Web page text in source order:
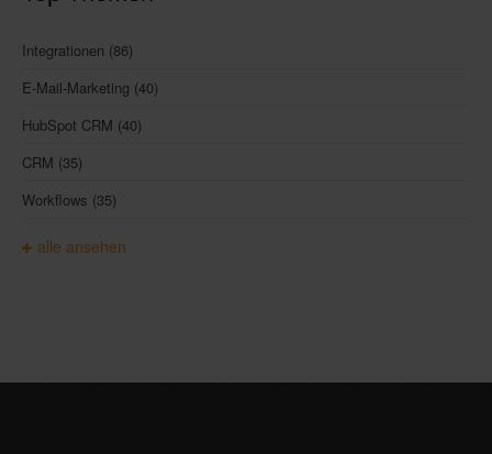
Integrationen (86)
E-Mail-Marketing (40)
HubSpot CRM (40)
CRM (35)
Workflows (35)
alle ansehen